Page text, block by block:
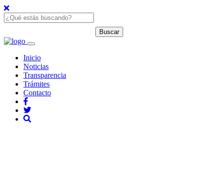
Inicio
Noticias
Transparencia
Trámites
Contacto